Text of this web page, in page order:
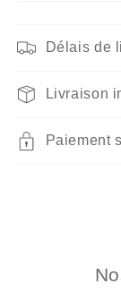
Délais de
Livraison
Paiement